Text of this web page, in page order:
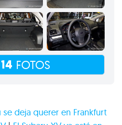
14 FOTOS
se deja querer en Frankfurt